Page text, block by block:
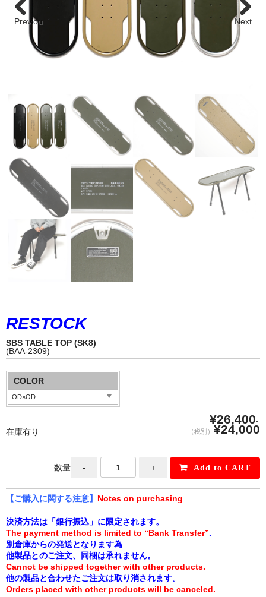
GEAR&GOODS
BAG&WALLET
STOCK LIST
ABOUT
FABRIC
Previou
Next
RESTOCK
SBS TABLE TOP (SK8)
(BAA-2309)
COLOR
在庫有り
¥26,400-
（税別） ¥24,000
数量
【ご購入に関する注意】 Notes on purchasing
決済方法は「銀行振込」に限定されます。
The payment method is limited to “Bank Transfer”.
別倉庫からの発送となります為
他製品とのご注文、同梱は承れません。
Cannot be shipped together with other products.
他の製品と合わせたご注文は取り消されます。
Orders placed with other products will be canceled.